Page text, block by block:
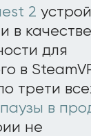
2
в качестве
для
в
трети
в
не